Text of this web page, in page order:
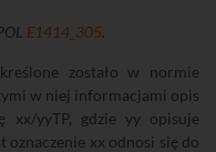
E1414_305.
zostało w normie
w niej informacjami opis
xx/yyTP, gdzie yy opisuje
oznaczenie xx odnosi się do